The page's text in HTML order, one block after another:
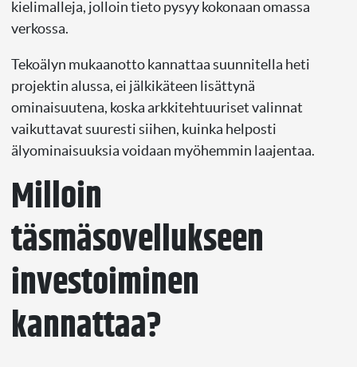
kielimalleja, jolloin tieto pysyy kokonaan omassa
verkossa.
Tekoälyn mukaanotto kannattaa suunnitella heti
projektin alussa, ei jälkikäteen lisättynä
ominaisuutena, koska arkkitehtuuriset valinnat
vaikuttavat suuresti siihen, kuinka helposti
älyominaisuuksia voidaan myöhemmin laajentaa.
Milloin
täsmäsovellukseen
investoiminen
kannattaa?